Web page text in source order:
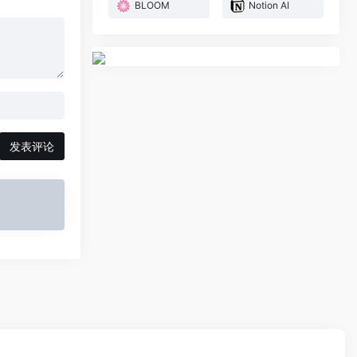
发表评论
BLOOM Notion AI